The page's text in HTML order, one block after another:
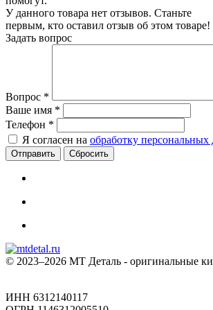
У данного товара нет отзывов. Станьте
первым, кто оставил отзыв об этом товаре!
Задать вопрос
Вопрос *
Ваше имя *
Телефон *
Я согласен на обработку
Сбросить
© 2023–2026 МТ Деталь - оригинальные
ИНН 6312140117